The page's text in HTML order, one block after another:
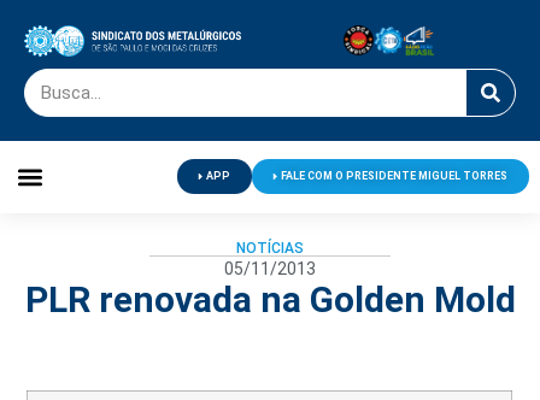
APP FALE COM O PRESIDENTE MIGUEL TORRES
NOTÍCIAS
05/11/2013
PLR renovada na Golden Mold